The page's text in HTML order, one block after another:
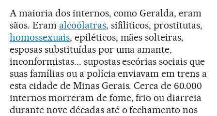
A maioria dos internos, como Geralda, eram
sãos. Eram alcoólatras, sifilíticos, prostitutas,
homossexuais, epiléticos, mães solteiras,
esposas substituídas por uma amante,
inconformistas... supostas escórias sociais que
suas famílias ou a polícia enviavam em trens a
esta cidade de Minas Gerais. Cerca de 60.000
internos morreram de fome, frio ou diarreia
durante nove décadas até o fechamento nos